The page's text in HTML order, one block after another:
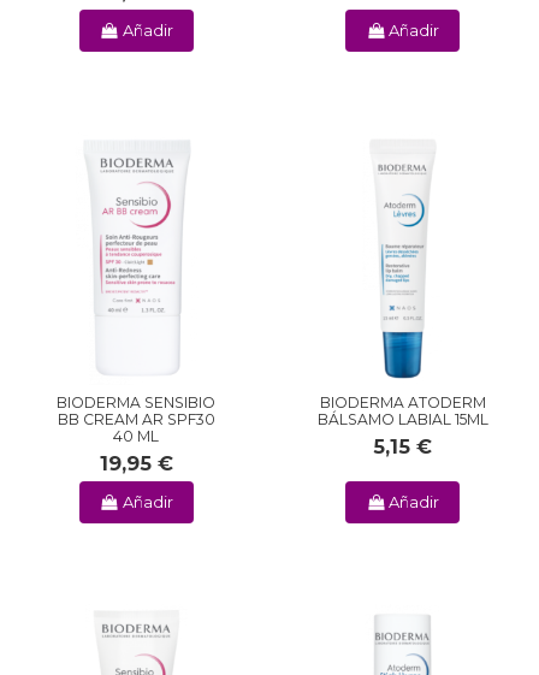
Añadir Añadir
BIODERMA SENSIBIO
BB CREAM AR SPF30
40 ML
19,95 €
Añadir
BIODERMA ATODERM
BÁLSAMO LABIAL 15ML
5,15 €
Añadir